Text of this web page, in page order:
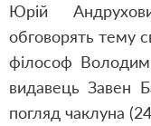
Юрій
обговорять тему
філософ
видавець Завен
погляд чаклуна